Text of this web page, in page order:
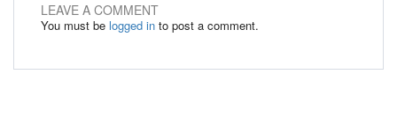
LEAVE A COMMENT
You must be logged in to post a comment.